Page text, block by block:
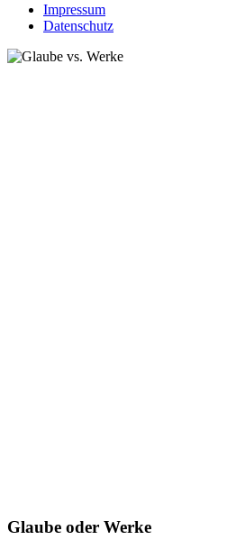
Impressum
Datenschutz
Glaube oder Werke